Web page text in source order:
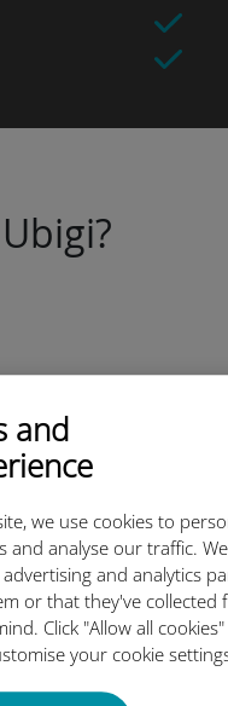
and
we use cookies to
and analyse our traffic.
and analytics
or that they've collected
Click "Allow all
your cookie